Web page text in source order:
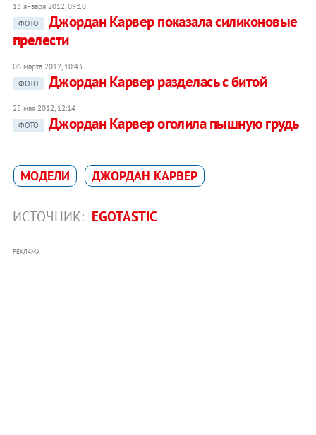
13 января 2012, 09:10
ФОТО
Джордан Карвер показала силиконовые
прелести
06 марта 2012, 10:43
ФОТО
Джордан Карвер разделась с битой
25 мая 2012, 12:14
ФОТО
Джордан Карвер оголила пышную грудь
МОДЕЛИ ДЖОРДАН КАРВЕР
ИСТОЧНИК: EGOTASTIC
РЕКЛАМА